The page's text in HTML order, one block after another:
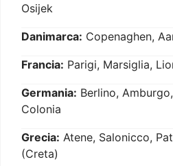
Osijek
Danimarca: Copenaghen,
Francia: Parigi, Marsiglia,
Germania: Berlino,
Colonia
Grecia: Atene, Salonicco,
(Creta)